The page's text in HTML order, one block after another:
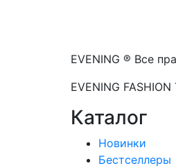
EVENING ® Все
EVENING
Каталог
Новинки
Бестселлеры